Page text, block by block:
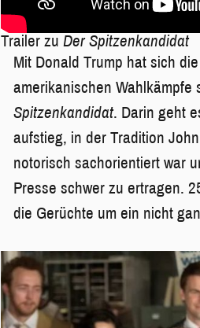
Trailer zu Der Spitzenkandidat
Mit Donald Trump hat sich
amerikanischen
Spitzenkandidat. Darin geht
aufstieg, in der Tradition
notorisch sachorientiert war
Presse schwer zu ertragen.
die Gerüchte um ein nicht